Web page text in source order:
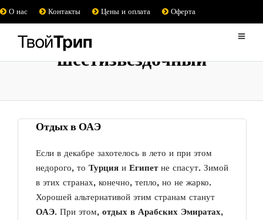
О нас Контакты Цены и оплата Оферта
шестизвездочный
Отдых в ОАЭ
Если в декабре захотелось в лето и при этом
недорого, то Турция и Египетне спасут. Зимой
в этих странах, конечно, тепло, но не жарко.
Хорошей альтернативой этим странам станут
ОАЭ. При этом, отдых в Арабских Эмиратах,